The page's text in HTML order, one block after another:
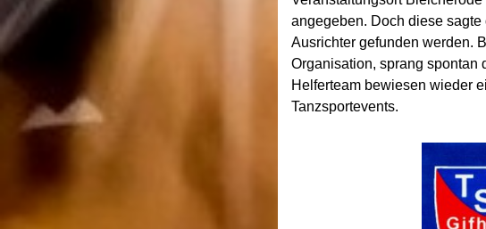
angegeben. Doch diese
Ausrichter gefunden werden.
Organisation, sprang spontan
Helferteam bewiesen wieder
Tanzsportevents.